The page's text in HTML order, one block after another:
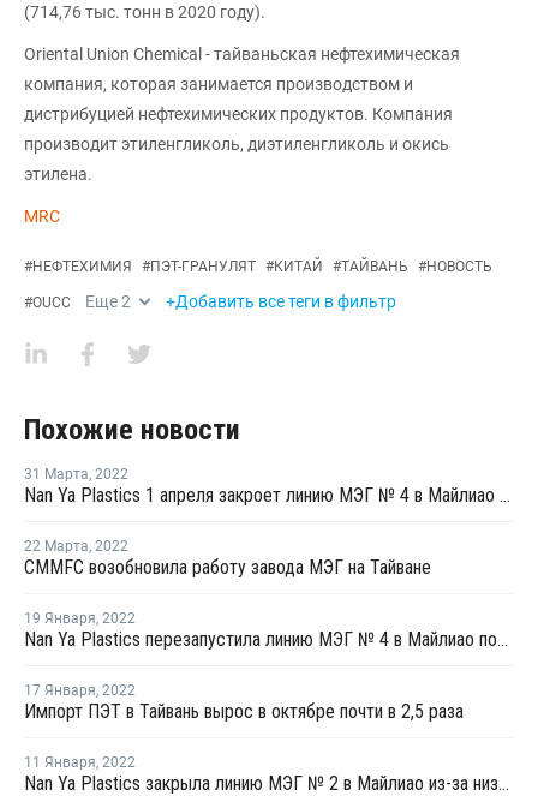
(714,76 тыс. тонн в 2020 году).
Oriental Union Chemical - тайваньская нефтехимическая
компания, которая занимается производством и
дистрибуцией нефтехимических продуктов. Компания
производит этиленгликоль, диэтиленгликоль и окись
этилена.
MRC
#НЕФТЕХИМИЯ #ПЭТ-ГРАНУЛЯТ #КИТАЙ #ТАЙВАНЬ #НОВОСТЬ
#OUCC Еще2 +Добавить все теги в фильтр
Похожие новости
31 Марта, 2022
Nan Ya Plastics 1 апреля закроет линию МЭГ № 4 в Майлиао для замены оборудования и на фоне низкой маржи
22 Марта, 2022
CMMFC возобновила работу завода МЭГ на Тайване
19 Января, 2022
Nan Ya Plastics перезапустила линию МЭГ № 4 в Майлиао после плановой профилактики
17 Января, 2022
Импорт ПЭТ в Тайвань вырос в октябре почти в 2,5 раза
11 Января, 2022
Nan Ya Plastics закрыла линию МЭГ № 2 в Майлиао из-за низкой маржи